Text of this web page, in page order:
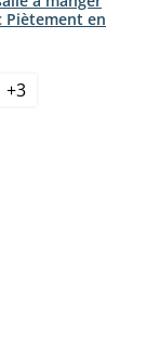
Piètement en
+3